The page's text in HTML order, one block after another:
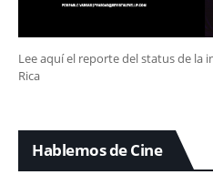
Lee aquí el reporte del status de la
Rica
Hablemos de Cine